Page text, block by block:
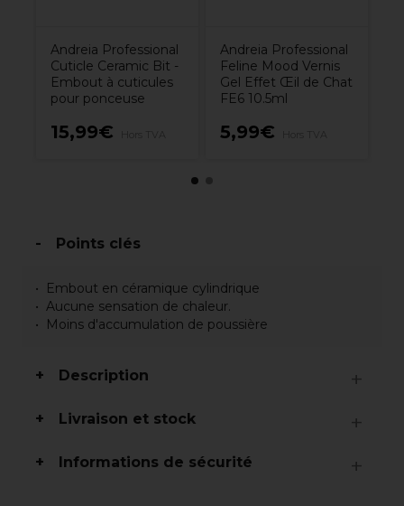
Andreia Professional
Cuticle Ceramic Bit -
Embout à cuticules
pour ponceuse
15,99€
Andreia Professional
Feline Mood Vernis
Gel Effet Œil de Chat
FE6 10.5ml
5,99€
Points clés
Embout en céramique cylindrique
Aucune sensation de chaleur.
Moins d'accumulation de poussière
Description
Livraison et stock
Informations de sécurité